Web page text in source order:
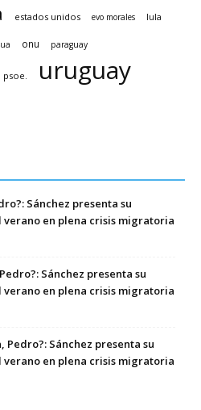
estados unidos evo morales lula
onu paraguay
psoe. uruguay
Sánchez presenta su
verano en plena crisis migratoria
Sánchez presenta su
verano en plena crisis migratoria
Pedro?: Sánchez presenta su
verano en plena crisis migratoria